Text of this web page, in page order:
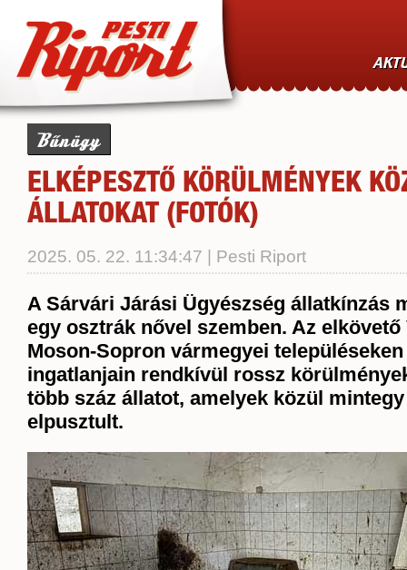
Bűnügy
ELKÉPESZTŐ KÖRÜLMÉNYEK
ÁLLATOKAT (FOTÓK)
2025. 05. 22. 11:34:47 | Pesti Riport
A Sárvári Járási Ügyészség állatkínzás
egy osztrák nővel szemben. Az elkövető
Moson-Sopron vármegyei
ingatlanjain rendkívül rossz
több száz állatot, amelyek közül
elpusztult.